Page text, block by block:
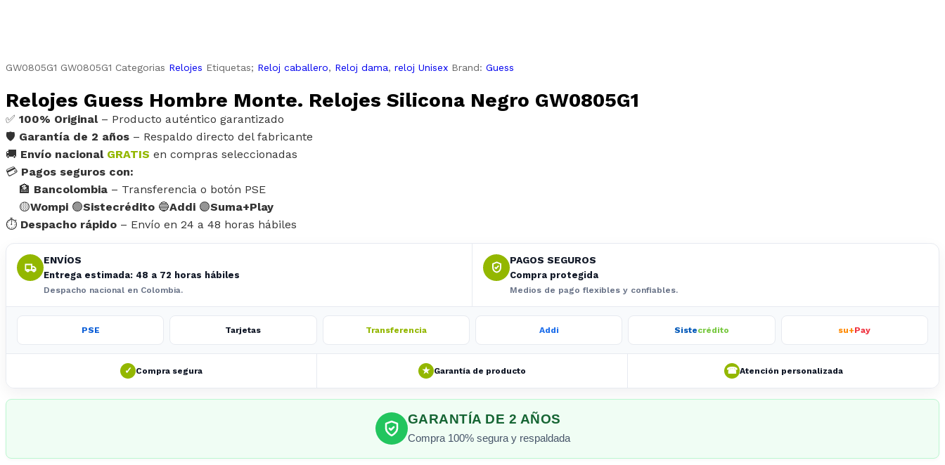
GW0805G1 GW0805G1 Categorias Relojes Etiquetas; Reloj caballero, Reloj dama, reloj Unisex Brand: Guess
Relojes Guess Hombre Monte. Relojes Silicona Negro GW0805G1
✅ 100% Original– Producto auténtico garantizado
🛡️ Garantía de 2 años – Respaldo directo del fabricante
🚚 Envío nacional GRATIS en compras seleccionadas
💳 Pagos seguros con:
🏦 Bancolombia – Transferencia o botón PSE
🟡Wompi 🟢Sistecrédito 🔵Addi 🟣Suma+Play
⏱️ Despacho rápido – Envío en 24 a 48 horas hábiles
ENVÍOS
Entrega estimada: 48 a 72 horas hábiles
Despacho nacional en Colombia.
PAGOS SEGUROS
Compra protegida
Medios de pago flexibles y confiables.
PSE Tarjetas Transferencia Addi Sistecrédito su+Pay
✓ Compra segura ★ Garantía de producto ☎ Atención personalizada
GARANTÍA DE 2 AÑOS
Compra 100% segura y respaldada